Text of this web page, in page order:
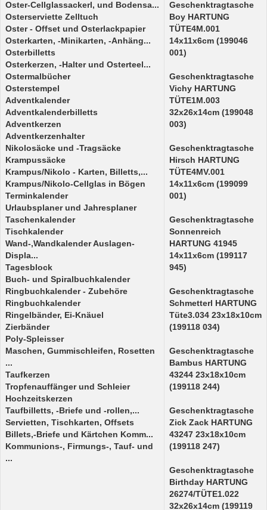
Oster-Cellglassackerl, und Bodensa...
Osterserviette Zelltuch
Oster - Offset und Osterlackpapier
Osterkarten, -Minikarten, -Anhäng...
Osterbilletts
Osterkerzen, -Halter und Osterteel...
Ostermalbücher
Osterstempel
Adventkalender
Adventkalenderbilletts
Adventkerzen
Adventkerzenhalter
Nikolosäcke und -Tragsäcke
Krampussäcke
Krampus/Nikolo - Karten, Billetts,...
Krampus/Nikolo-Cellglas in Bögen
Terminkalender
Urlaubsplaner und Jahresplaner
Taschenkalender
Tischkalender
Wand-,Wandkalender Auslagen-
Displa...
Tagesblock
Buch- und Spiralbuchkalender
Ringbuchkalender - Zubehöre
Ringbuchkalender
Ringelbänder, Ei-Knäuel
Zierbänder
Poly-Spleisser
Maschen, Gummischleifen, Rosetten
...
Taufkerzen
Tropfenauffänger und Schleier
Hochzeitskerzen
Taufbilletts, -Briefe und -rollen,...
Servietten, Tischkarten, Offsets
Billets,-Briefe und Kärtchen Komm...
Kommunions-, Firmungs-, Tauf- und
...
Geschenktragtasche
Boy HARTUNG
TÜTE4M.001
14x11x6cm (199046
001)
Geschenktragtasche
Vichy HARTUNG
TÜTE1M.003
32x26x14cm (199048
003)
Geschenktragtasche
Hirsch HARTUNG
TÜTE4MV.001
14x11x6cm (199099
001)
Geschenktragtasche
Sonnenreich
HARTUNG 41945
14x11x6cm (199117
945)
Geschenktragtasche
Schmetterl HARTUNG
Tüte3.034 23x18x10cm
(199118 034)
Geschenktragtasche
Bambus HARTUNG
43244 23x18x10cm
(199118 244)
Geschenktragtasche
Zick Zack HARTUNG
43247 23x18x10cm
(199118 247)
Geschenktragtasche
Birthday HARTUNG
26274/TÜTE1.022
32x26x14cm (199119